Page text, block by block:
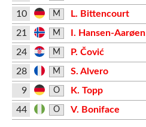
10 M L. Bittencourt
21 M
I. Hansen-Aarøen
24
M P. Čović
28 M
S. Alvero
9
O K. Topp
44 O V. Boniface